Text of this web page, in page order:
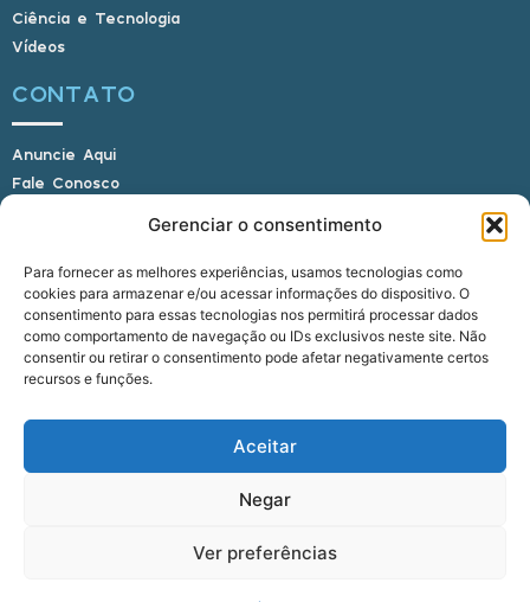
Gerenciar o consentimento
Para fornecer as melhores experiências, usamos tecnologias como
cookies para armazenar e/ou acessar informações do dispositivo. O
consentimento para essas tecnologias nos permitirá processar dados
como comportamento de navegação ou IDs exclusivos neste site. Não
consentir ou retirar o consentimento pode afetar negativamente certos
recursos e funções.
Aceitar
Negar
Ver preferências
Ciência e Tecnologia
Vídeos
CONTATO
Anuncie Aqui
Fale Conosco
E-mail: alagoasbrasilnoticias@gmail.com
Telefone: (82) 9 9691-0391 (Whatsapp)
Responsável Técnico: Crysthyan Carlos
Rua do Sau - Centro - Anadia - AL - CEP:
© 2022 - 2026 Alagoas Brasil Notícias. Todos os
direitos reservados.
fiveagência